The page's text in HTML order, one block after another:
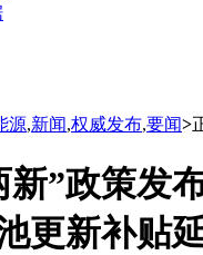
源,新闻,权威发布,要闻>
新”政策发
更新补贴